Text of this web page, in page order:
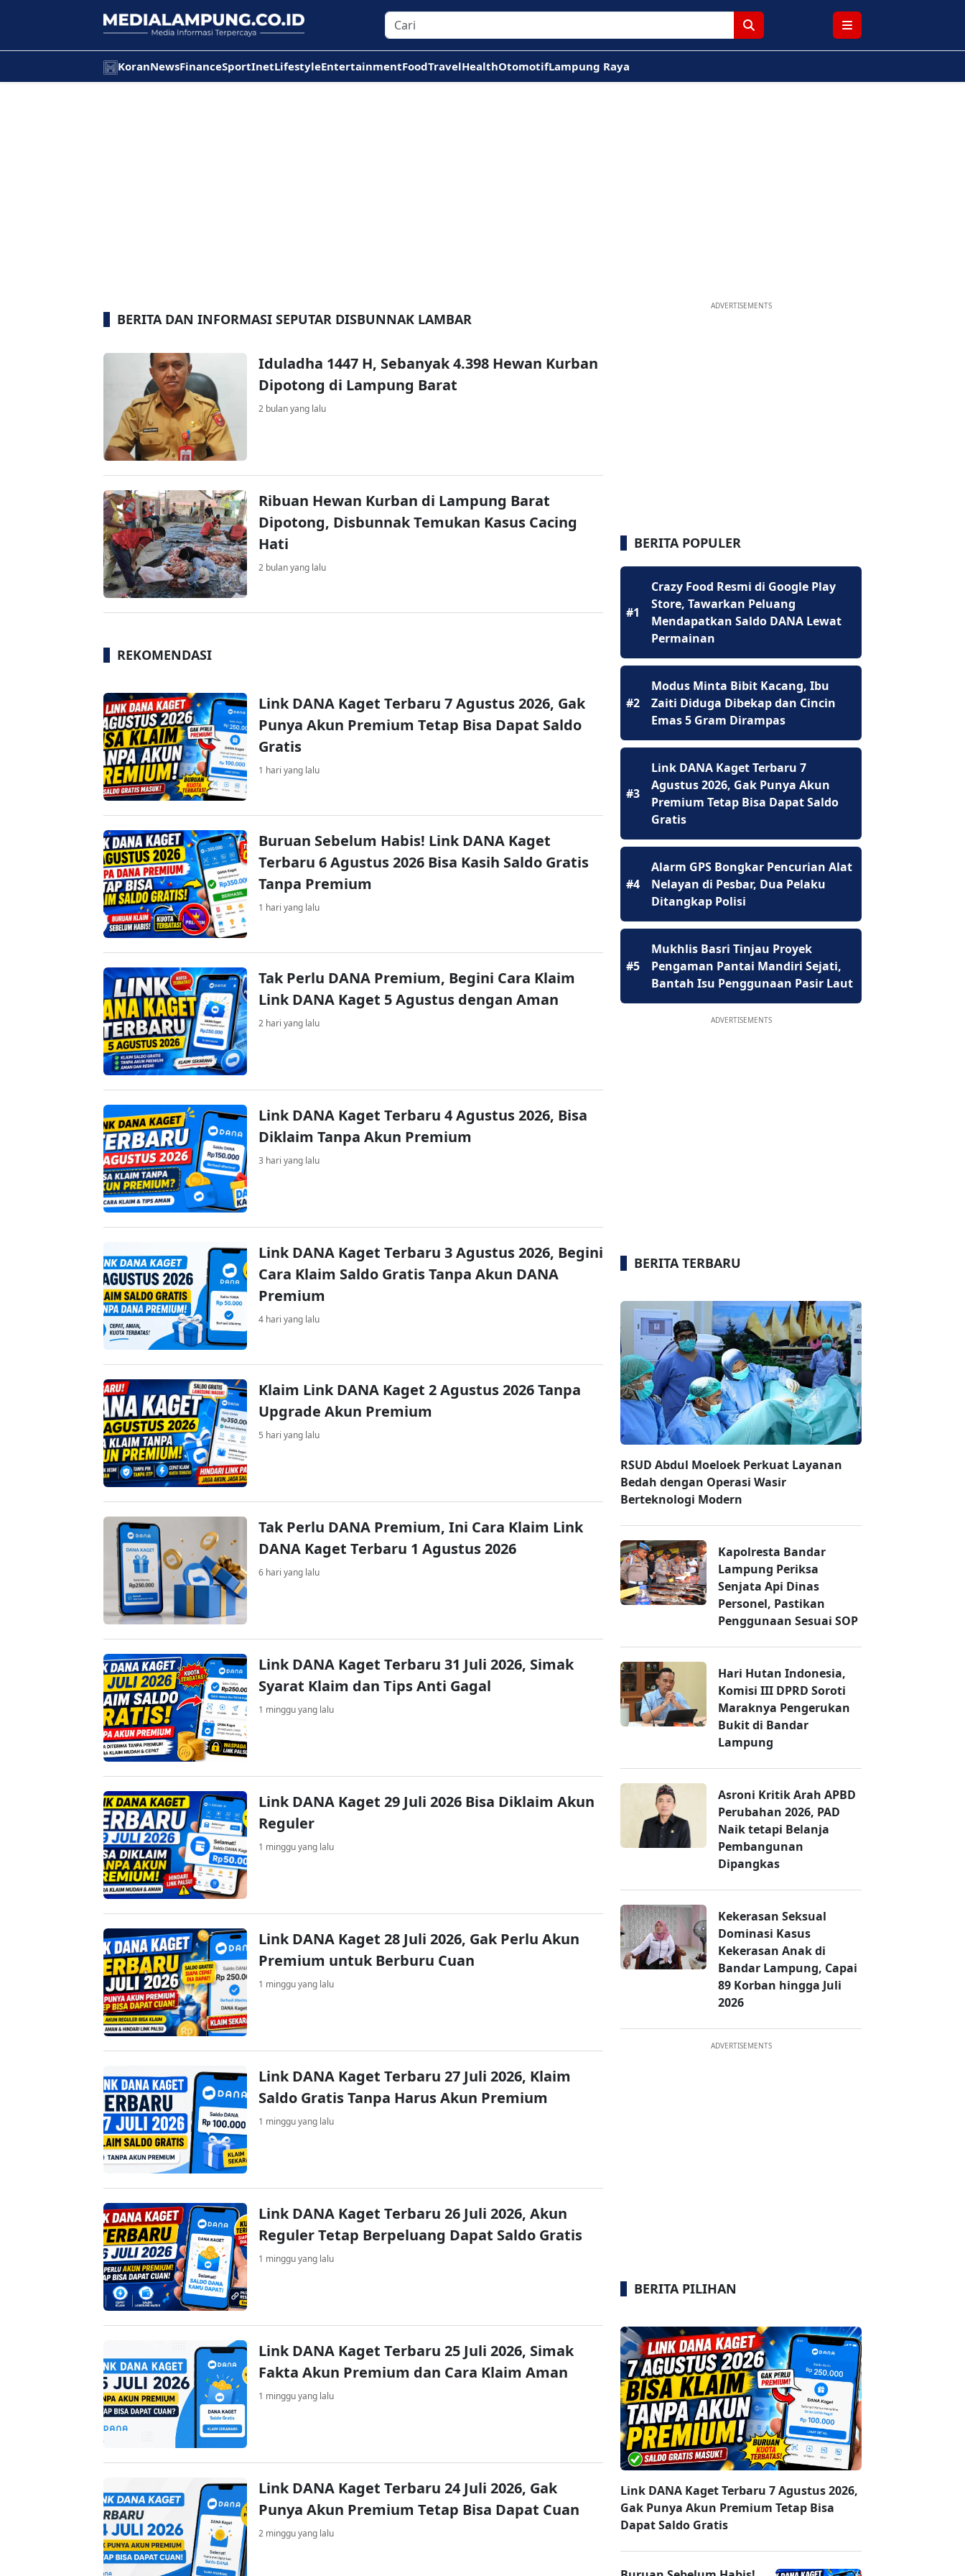
KoranNewsFinanceSportInetLifestyleEntertainmentFoodTravelHealthOtomotifLampung Raya
BERITA DAN INFORMASI SEPUTAR DISBUNNAK LAMBAR
Iduladha 1447 H, Sebanyak 4.398 Hewan Kurban
Dipotong di Lampung Barat
2 bulan yang lalu
Ribuan Hewan Kurban di Lampung Barat
Dipotong, Disbunnak Temukan Kasus Cacing
Hati
2 bulan yang lalu
REKOMENDASI
Link DANA Kaget Terbaru 7 Agustus 2026, Gak
Punya Akun Premium Tetap Bisa Dapat Saldo
Gratis
1 hari yang lalu
Buruan Sebelum Habis! Link DANA Kaget
Terbaru 6 Agustus 2026 Bisa Kasih Saldo Gratis
Tanpa Premium
1 hari yang lalu
Tak Perlu DANA Premium, Begini Cara Klaim
Link DANA Kaget 5 Agustus dengan Aman
2 hari yang lalu
Link DANA Kaget Terbaru 4 Agustus 2026, Bisa
Diklaim Tanpa Akun Premium
3 hari yang lalu
Link DANA Kaget Terbaru 3 Agustus 2026, Begini
Cara Klaim Saldo Gratis Tanpa Akun DANA
Premium
4 hari yang lalu
Klaim Link DANA Kaget 2 Agustus 2026 Tanpa
Upgrade Akun Premium
5 hari yang lalu
Tak Perlu DANA Premium, Ini Cara Klaim Link
DANA Kaget Terbaru 1 Agustus 2026
6 hari yang lalu
Link DANA Kaget Terbaru 31 Juli 2026, Simak
Syarat Klaim dan Tips Anti Gagal
1 minggu yang lalu
Link DANA Kaget 29 Juli 2026 Bisa Diklaim Akun
Reguler
1 minggu yang lalu
Link DANA Kaget 28 Juli 2026, Gak Perlu Akun
Premium untuk Berburu Cuan
1 minggu yang lalu
Link DANA Kaget Terbaru 27 Juli 2026, Klaim
Saldo Gratis Tanpa Harus Akun Premium
1 minggu yang lalu
Link DANA Kaget Terbaru 26 Juli 2026, Akun
Reguler Tetap Berpeluang Dapat Saldo Gratis
1 minggu yang lalu
Link DANA Kaget Terbaru 25 Juli 2026, Simak
Fakta Akun Premium dan Cara Klaim Aman
1 minggu yang lalu
Link DANA Kaget Terbaru 24 Juli 2026, Gak
Punya Akun Premium Tetap Bisa Dapat Cuan
2 minggu yang lalu
ADVERTISEMENTS
BERITA POPULER
#1
Crazy Food Resmi di Google Play
Store, Tawarkan Peluang
Mendapatkan Saldo DANA Lewat
Permainan
#2
Modus Minta Bibit Kacang, Ibu
Zaiti Diduga Dibekap dan Cincin
Emas 5 Gram Dirampas
#3
Link DANA Kaget Terbaru 7
Agustus 2026, Gak Punya Akun
Premium Tetap Bisa Dapat Saldo
Gratis
#4
Alarm GPS Bongkar Pencurian Alat
Nelayan di Pesbar, Dua Pelaku
Ditangkap Polisi
#5
Mukhlis Basri Tinjau Proyek
Pengaman Pantai Mandiri Sejati,
Bantah Isu Penggunaan Pasir Laut
ADVERTISEMENTS
BERITA TERBARU
RSUD Abdul Moeloek Perkuat Layanan
Bedah dengan Operasi Wasir
Berteknologi Modern
Kapolresta Bandar
Lampung Periksa
Senjata Api Dinas
Personel, Pastikan
Penggunaan Sesuai SOP
Hari Hutan Indonesia,
Komisi III DPRD Soroti
Maraknya Pengerukan
Bukit di Bandar
Lampung
Asroni Kritik Arah APBD
Perubahan 2026, PAD
Naik tetapi Belanja
Pembangunan
Dipangkas
Kekerasan Seksual
Dominasi Kasus
Kekerasan Anak di
Bandar Lampung, Capai
89 Korban hingga Juli
2026
ADVERTISEMENTS
BERITA PILIHAN
Link DANA Kaget Terbaru 7 Agustus 2026,
Gak Punya Akun Premium Tetap Bisa
Dapat Saldo Gratis